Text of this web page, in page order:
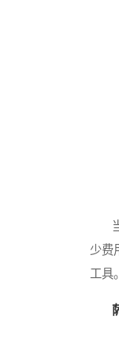
当
少费
工具。